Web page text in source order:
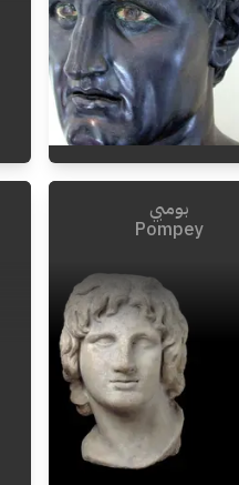
بومبي
Pompey